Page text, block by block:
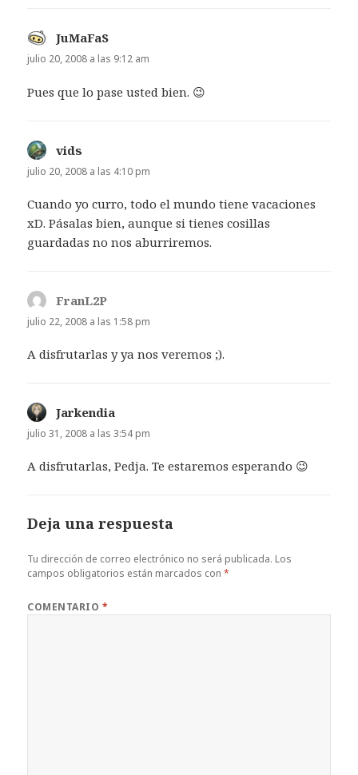
JuMaFaS
julio 20, 2008 a las 9:12 am
Pues que lo pase usted bien. 😉
vids
julio 20, 2008 a las 4:10 pm
Cuando yo curro, todo el mundo tiene vacaciones
xD. Pásalas bien, aunque si tienes cosillas
guardadas no nos aburriremos.
FranL2P
julio 22, 2008 a las 1:58 pm
A disfrutarlas y ya nos veremos ;).
Jarkendia
julio 31, 2008 a las 3:54 pm
A disfrutarlas, Pedja. Te estaremos esperando 😉
Deja una respuesta
Tu dirección de correo electrónico no será publicada. Los
campos obligatorios están marcados con*
COMENTARIO *